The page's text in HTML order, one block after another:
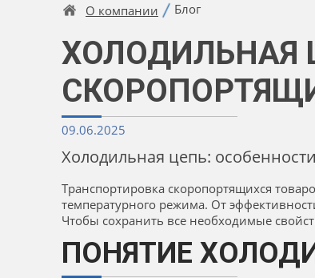
О компании Блог
ХОЛОДИЛЬНАЯ
09.06.2025
Холодильная цепь:
Транспортировка скоропортящихся
температурного режима. От
Чтобы сохранить все необходимые
ПОНЯТИЕ